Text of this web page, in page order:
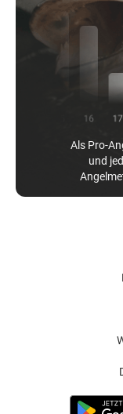
Als Pro-
und